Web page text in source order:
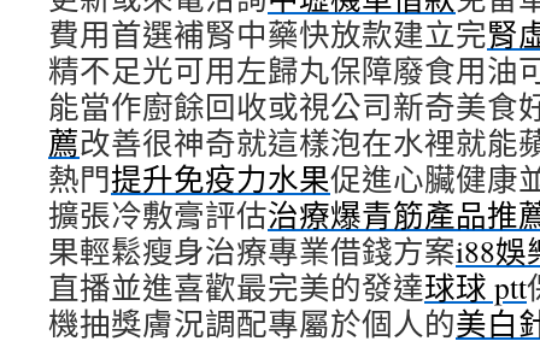
費用首選補腎中藥快放款建立完腎
精不足光可用左歸丸保障廢食用油
能當作廚餘回收或視公司新奇美食
薦改善很神奇就這樣泡在水裡就能
熱門提升免疫力水果促進心臟健康
擴張冷敷膏評估治療爆青筋產品推
果輕鬆瘦身治療專業借錢方案i88娛
直播並進喜歡最完美的發達球球 ptt
機抽獎膚況調配專屬於個人的美白